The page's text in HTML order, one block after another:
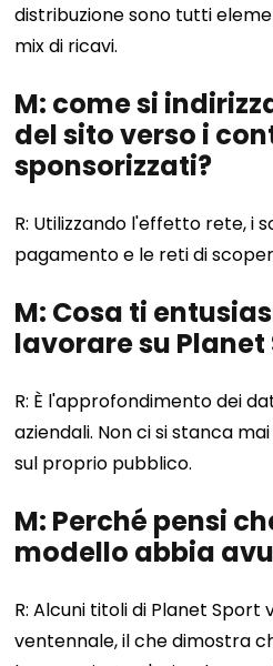
distribuzione sono tutti
mix di ricavi.
M: come si
del sito verso i
sponsorizzati?
R: Utilizzando l'effetto rete, i
pagamento e le reti di
M: Cosa ti
lavorare su Planet
R: È l'approfondimento dei
aziendali. Non ci si stanca
sul proprio pubblico.
M: Perché pensi
modello abbia
R: Alcuni titoli di Planet
ventennale, il che dimostra